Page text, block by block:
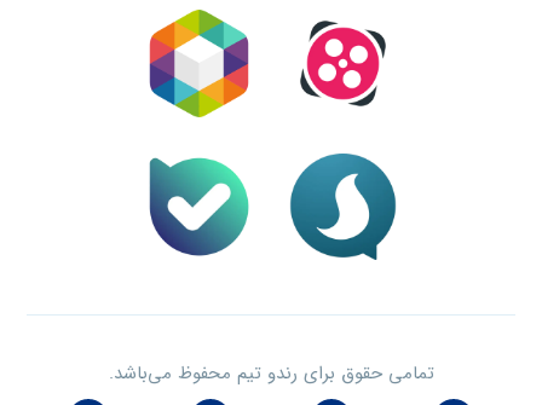
تمامی حقوق برای رندو تیم محفوظ می‌باشد.